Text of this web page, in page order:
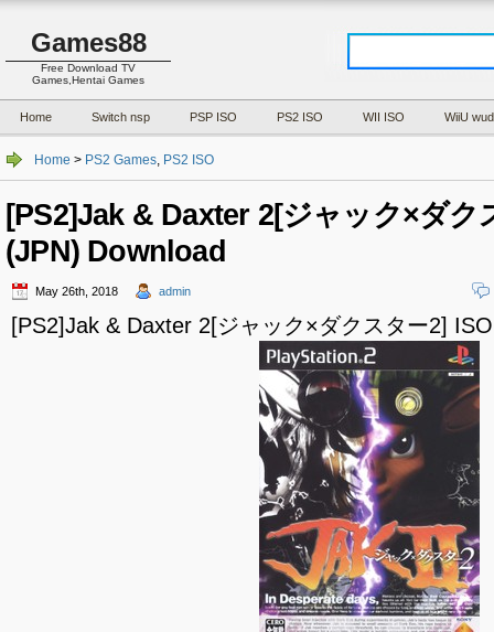
Games88
Free Download TV
Games,Hentai Games
Home Switch nsp PSP ISO PS2 ISO WII ISO WiiU wud
Home > PS2 Games, PS2 ISO
[PS2]Jak & Daxter 2[ジャック×ダク
(JPN) Download
May 26th, 2018 admin
[PS2]Jak & Daxter 2[ジャック×ダクスター2]